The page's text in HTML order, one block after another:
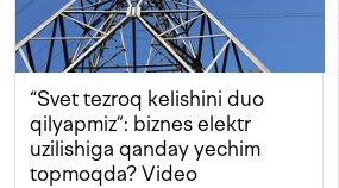
“Svet tezroq kelishini duo
qilyapmiz”: biznes elektr
uzilishiga qanday yechim
topmoqda? Video